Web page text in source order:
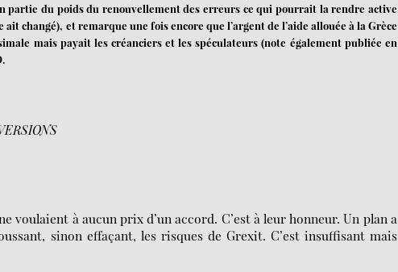
du poids du renouvellement des erreurs ce qui pourrait la rendre active
changé), et remarque une fois encore que l’argent de l’aide allouée à la Grèce
mais payait les créanciers et les spéculateurs (note également publiée en
voulaient à aucun prix d’un accord. C’est à leur honneur. Un plan a
sinon effaçant, les risques de Grexit. C’est insuffisant mais